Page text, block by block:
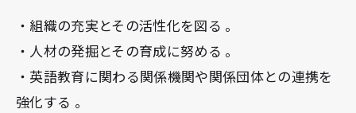
・組織の充実とその活性化を図る 。
・人材の発掘とその育成に努める 。
・英語教育に関わる関係機関や関係団体との連携を
強化する 。